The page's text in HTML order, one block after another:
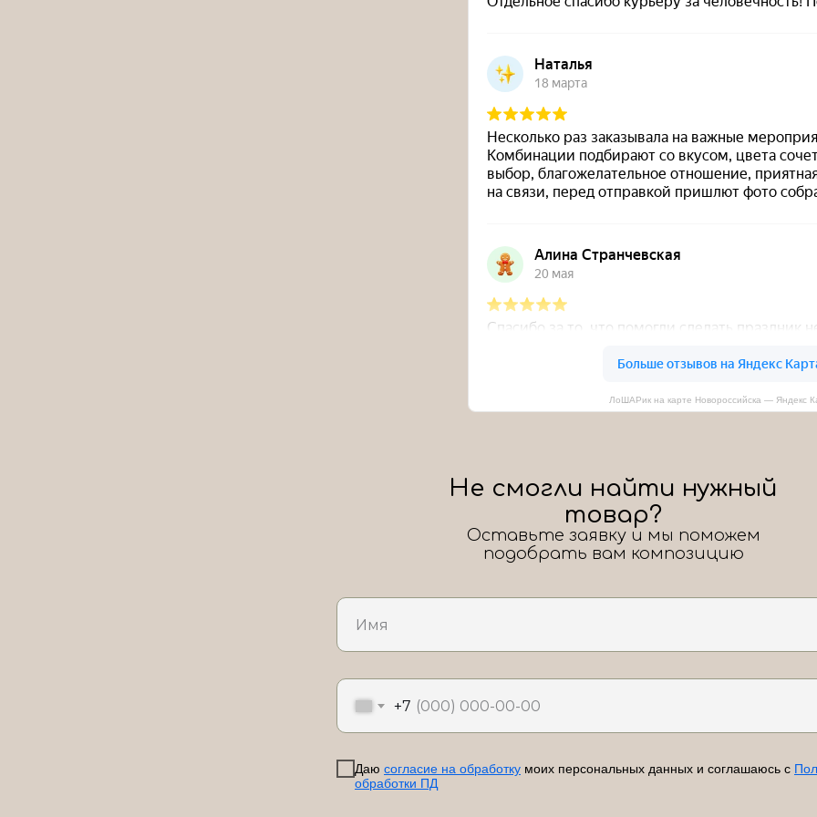
ЛоШАРик на карте Новороссийска — Яндекс
+7
Даю согласие на обработку моих персональных данных и соглашаюсь с
обработки ПД
Не смогли найти нужный
товар?
Оставьте заявку и мы поможем
подобрать вам композицию